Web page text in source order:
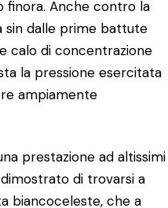
finora. Anche contro la
sin dalle prime battute
calo di concentrazione
la pressione esercitata
ampiamente
prestazione ad altissimi
di trovarsi a
biancoceleste, che a